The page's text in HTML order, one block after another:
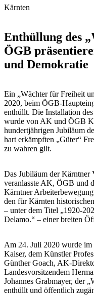
Kärnten
Enthüllung des
ÖGB
und Demokratie
Ein „Wächter für Freiheit
2020, beim ÖGB-
enthüllt. Die Installation
wurde von AK und ÖGB
hundertjährigen Jubiläum
hart erkämpften „Güter“
zu wahren gilt.
Das Jubiläum der Kärntner
veranlasste AK, ÖGB und
Kärntner
den für Kärnten
– unter dem Titel „1920-
Delamo.“ – einer breiten
Am 24. Juli 2020 wurde im
Kaiser, dem Künstler
Günther Goach, AK-
Landesvorsitzendem
Johannes Grabmayer, der
enthüllt und öffentlich